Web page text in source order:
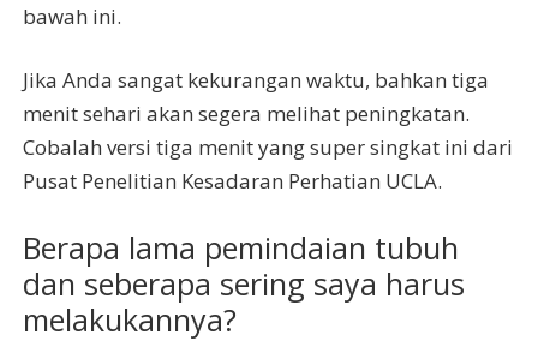
bawah ini.
Jika Anda sangat kekurangan waktu, bahkan tiga
menit sehari akan segera melihat peningkatan.
Cobalah versi tiga menit yang super singkat ini dari
Pusat Penelitian Kesadaran Perhatian UCLA.
Berapa lama pemindaian tubuh
dan seberapa sering saya harus
melakukannya?